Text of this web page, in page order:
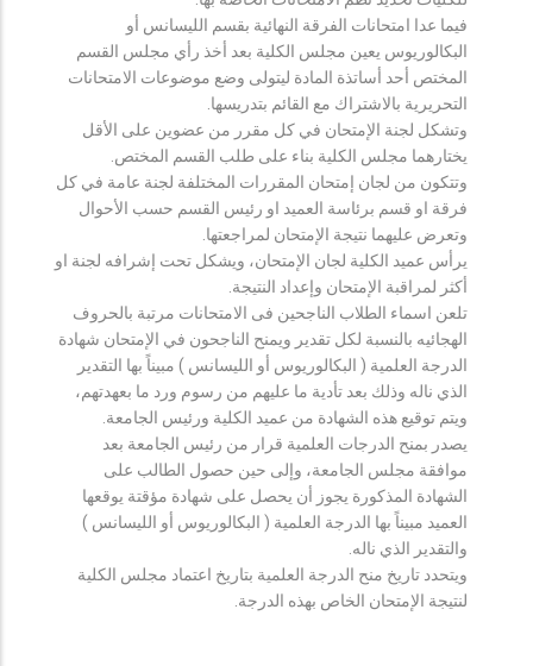
فيما عدا امتحانات الفرقة النهائية بقسم الليسانس أو
البكالوريوس يعين مجلس الكلية بعد أخذ رأي مجلس القسم
المختص أحد أساتذة المادة ليتولى وضع موضوعات الامتحانات
التحريرية بالاشتراك مع القائم بتدريسها.
وتشكل لجنة الإمتحان في كل مقرر من عضوين على الأقل
يختارهما مجلس الكلية بناء على طلب القسم المختص.
وتتكون من لجان إمتحان المقررات المختلفة لجنة عامة في كل
فرقة او قسم برئاسة العميد او رئيس القسم حسب الأحوال
وتعرض عليهما نتيجة الإمتحان لمراجعتها.
يرأس عميد الكلية لجان الإمتحان، ويشكل تحت إشرافه لجنة او
أكثر لمراقبة الإمتحان وإعداد النتيجة.
تلعن اسماء الطلاب الناجحين فى الامتحانات مرتبة بالحروف
الهجائيه بالنسبة لكل تقدير ويمنح الناجحون في الإمتحان شهادة
الدرجة العلمية ( البكالوريوس أو الليسانس ) مبيناً بها التقدير
الذي ناله وذلك بعد تأدية ما عليهم من رسوم ورد ما بعهدتهم،
ويتم توقيع هذه الشهادة من عميد الكلية ورئيس الجامعة.
يصدر بمنح الدرجات العلمية قرار من رئيس الجامعة بعد
موافقة مجلس الجامعة، وإلى حين حصول الطالب على
الشهادة المذكورة يجوز أن يحصل على شهادة مؤقتة يوقعها
العميد مبيناً بها الدرجة العلمية ( البكالوريوس أو الليسانس )
والتقدير الذي ناله.
ويتحدد تاريخ منح الدرجة العلمية بتاريخ اعتماد مجلس الكلية
لنتيجة الإمتحان الخاص بهذه الدرجة.